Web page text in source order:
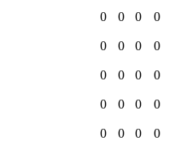
0 0 0 0
0 0 0 0
0 0 0 0
0 0 0 0
0 0 0
0